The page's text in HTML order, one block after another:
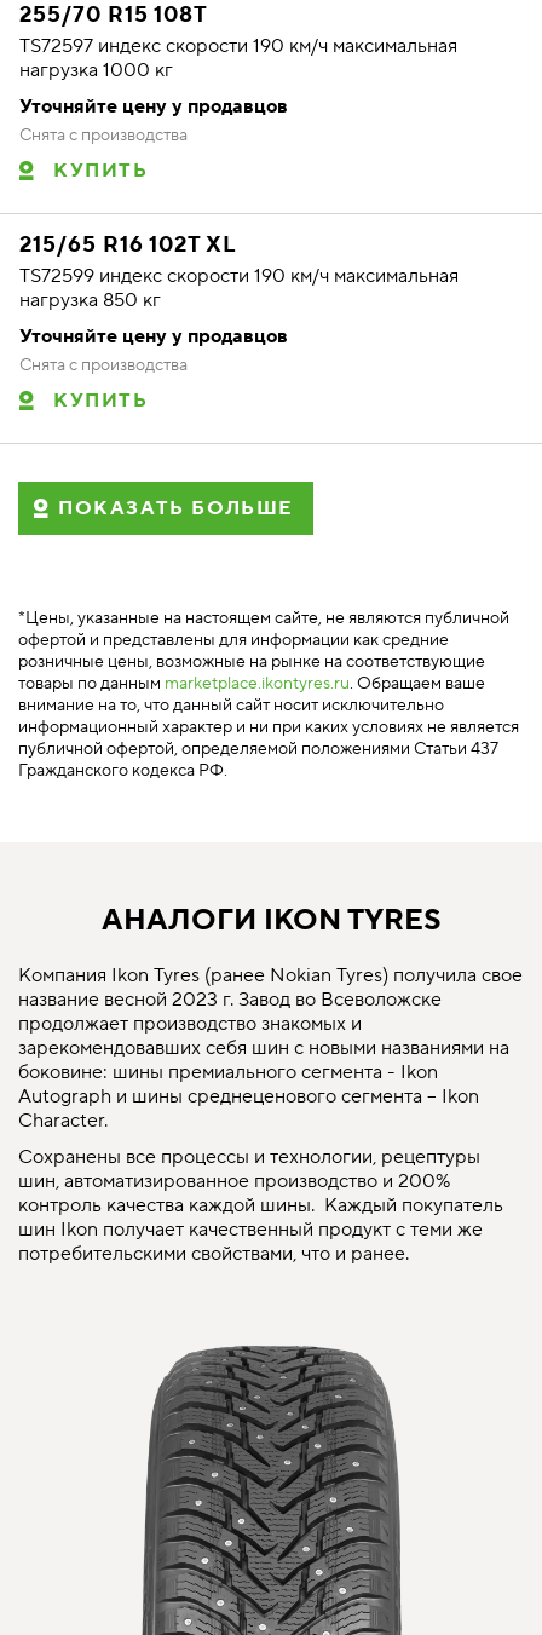
255/70 R15 108T
TS72597 индекс скорости 190 км/ч максимальная
нагрузка 1000 кг
Уточняйте цену у продавцов
Снята с производства
КУПИТЬ
215/65 R16 102T XL
TS72599 индекс скорости 190 км/ч максимальная
нагрузка 850 кг
Уточняйте цену у продавцов
Снята с производства
КУПИТЬ
ПОКАЗАТЬ БОЛЬШЕ
*Цены, указанные на настоящем сайте, не являются публичной
офертой и представлены для информации как средние
розничные цены, возможные на рынке на соответствующие
товары по данным marketplace.ikontyres.ru. Обращаем ваше
внимание на то, что данный сайт носит исключительно
информационный характер и ни при каких условиях не является
публичной офертой, определяемой положениями Статьи 437
Гражданского кодекса РФ.
АНАЛОГИ IKON TYRES
Компания Ikon Tyres (ранее Nokian Tyres) получила свое
название весной 2023 г. Завод во Всеволожске
продолжает производство знакомых и
зарекомендовавших себя шин с новыми названиями на
боковине: шины премиального сегмента - Ikon
Autograph и шины среднеценового сегмента – Ikon
Character.
Сохранены все процессы и технологии, рецептуры
шин, автоматизированное производство и 200%
контроль качества каждой шины. Каждый покупатель
шин Ikon получает качественный продукт с теми же
потребительскими свойствами, что и ранее.